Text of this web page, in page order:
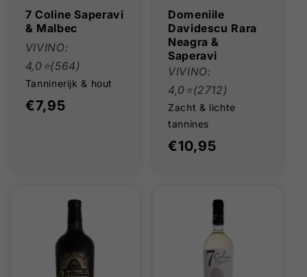
7 Coline Saperavi
& Malbec
VIVINO:
4,0⭐(564)
Tanninerijk & hout
Normale
€7,95
Domeniile
Davidescu Rara
Neagra &
Saperavi
VIVINO:
4,0⭐(2712)
Zacht & lichte
tannines
Normale
€10,95